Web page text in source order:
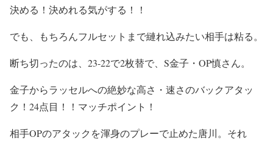
決める！決めれる気がする！！
でも、もちろんフルセットまで縺れ込みたい相手は粘る。
断ち切ったのは、23-22で2枚替で、S金子・OP慎さん。
金子からラッセルへの絶妙な高さ・速さのバックアタッ
ク！24点目！！マッチポイント！
相手OPのアタックを渾身のプレーで止めた唐川。それ